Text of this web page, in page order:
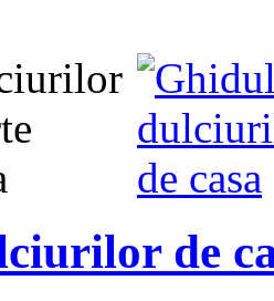
de